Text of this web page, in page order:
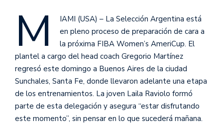
M
IAMI (USA) – La Selección Argentina está
en pleno proceso de preparación de cara a
la próxima FIBA Women’s AmeriCup. El
plantel a cargo del head coach Gregorio Martínez
regresó este domingo a Buenos Aires de la ciudad
Sunchales, Santa Fe, donde llevaron adelante una etapa
de los entrenamientos. La joven Laila Raviolo formó
parte de esta delegación y asegura “estar disfrutando
este momento”, sin pensar en lo que sucederá mañana.